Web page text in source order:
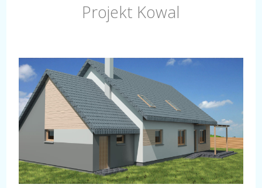
Projekt Kowal